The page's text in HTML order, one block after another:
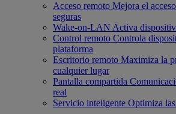
Acceso remoto Mejora el
seguras
Wake-on-LAN Activa
Control remoto Controla
plataforma
Escritorio remoto Maximiza la
cualquier lugar
Pantalla compartida
real
Servicio inteligente Optimiza